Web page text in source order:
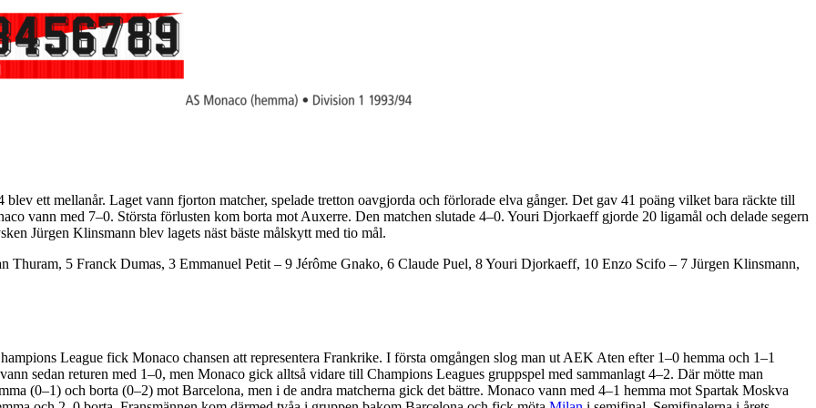
ett mellanår. Laget vann fjorton matcher, spelade tretton oavgjorda och förlorade elva gånger. Det gav 41 poäng vilket bara räckte till
vann med 7–0. Största förlusten kom borta mot Auxerre. Den matchen slutade 4–0. Youri Djorkaeff gjorde 20 ligamål och delade segern
Jürgen Klinsmann blev lagets näst bäste målskytt med tio mål.
5 Franck Dumas, 3 Emmanuel Petit – 9 Jérôme Gnako, 6 Claude Puel, 8 Youri Djorkaeff, 10 Enzo Scifo – 7 Jürgen Klinsmann,
League fick Monaco chansen att representera Frankrike. I första omgången slog man ut AEK Aten efter 1–0 hemma och 1–1
sedan returen med 1–0, men Monaco gick alltså vidare till Champions Leagues gruppspel med sammanlagt 4–2. Där mötte man
(0–1) och borta (0–2) mot Barcelona, men i de andra matcherna gick det bättre. Monaco vann med 4–1 hemma mot Spartak Moskva